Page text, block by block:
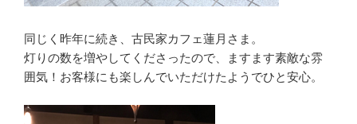
同じく昨年に続き、古民家カフェ蓮月さま。
灯りの数を増やしてくださったので、ますます素敵な雰
囲気！お客様にも楽しんでいただけたようでひと安心。